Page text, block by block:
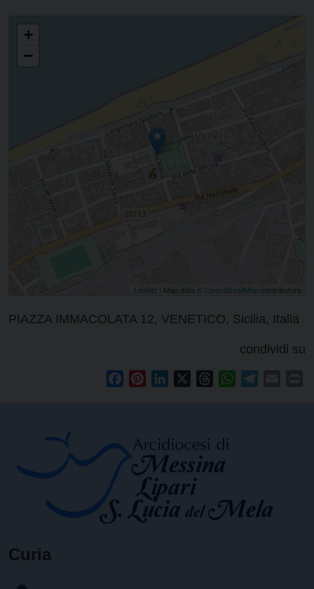
+
−
Leaflet | Map data © OpenStreetMap contributors
PIAZZA IMMACOLATA 12, VENETICO, Sicilia, Italia
condividi su
FacebookPinterestLinkedIn ThreadsWhatsApp
Curia